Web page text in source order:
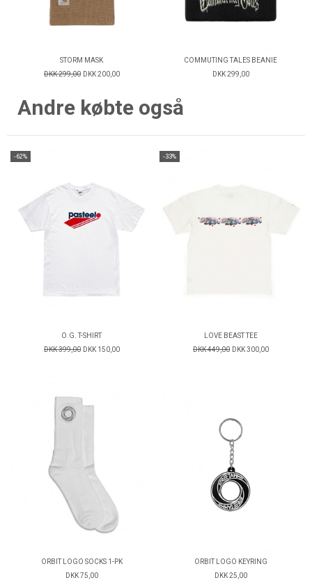
STORM MASK
DKK 299,00 DKK 200,00
COMMUTING TALES BEANIE
DKK 299,00
Andre købte også
-62%
O.G. T-SHIRT
DKK 399,00 DKK 150,00
-33%
LOVE BEAST TEE
DKK 449,00 DKK 300,00
ORBIT LOGO SOCKS 1-PK
DKK 75,00
ORBIT LOGO KEYRING
DKK 25,00